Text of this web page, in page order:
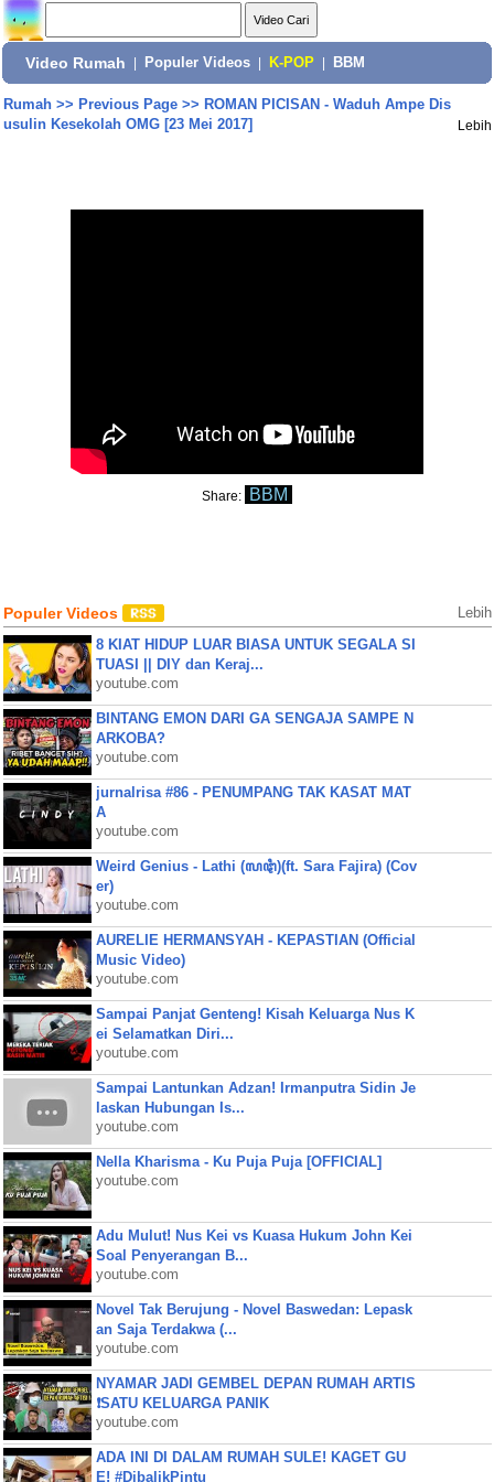
Video Rumah Populer Videos K-POP BBM
Rumah>> Previous Page>> ROMAN PICISAN - Waduh Ampe Dis
usulin Kesekolah OMG [23 Mei 2017]
Lebih
Share: BBM
Populer Videos Lebih
8 KIAT HIDUP LUAR BIASA UNTUK SEGALA SI
TUASI || DIY dan Keraj...
youtube.com
BINTANG EMON DARI GA SENGAJA SAMPE N
ARKOBA?
youtube.com
jurnalrisa #86 - PENUMPANG TAK KASAT MAT
A
youtube.com
Weird Genius - Lathi (ꦭꦛꦶ)(ft. Sara Fajira) (Cov
er)
youtube.com
AURELIE HERMANSYAH - KEPASTIAN (Official
Music Video)
youtube.com
Sampai Panjat Genteng! Kisah Keluarga Nus K
ei Selamatkan Diri...
youtube.com
Sampai Lantunkan Adzan! Irmanputra Sidin Je
laskan Hubungan Is...
youtube.com
Nella Kharisma - Ku Puja Puja [OFFICIAL]
youtube.com
Adu Mulut! Nus Kei vs Kuasa Hukum John Kei
Soal Penyerangan B...
youtube.com
Novel Tak Berujung - Novel Baswedan: Lepask
an Saja Terdakwa (...
youtube.com
NYAMAR JADI GEMBEL DEPAN RUMAH ARTIS
❗SATU KELUARGA PANIK
youtube.com
ADA INI DI DALAM RUMAH SULE! KAGET GU
E! #DibalikPintu